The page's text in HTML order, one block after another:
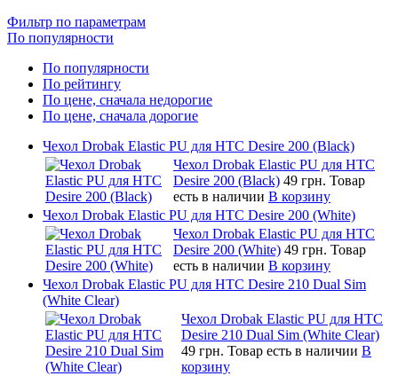
Фильтр по параметрам
По популярности
По популярности
По рейтингу
По цене, сначала недорогие
По цене, сначала дорогие
Чехол Drobak Elastic PU для HTC Desire 200 (Black)
Чехол Drobak Elastic PU для HTC
Desire 200 (Black) 49 грн. Товар
есть в наличии В корзину
Чехол Drobak Elastic PU для HTC Desire 200 (White)
Чехол Drobak Elastic PU для HTC
Desire 200 (White) 49 грн. Товар
есть в наличии В корзину
Чехол Drobak Elastic PU для HTC Desire 210 Dual Sim
(White Clear)
Чехол Drobak Elastic PU для HTC
Desire 210 Dual Sim (White Clear)
49 грн. Товар есть в наличии В
корзину